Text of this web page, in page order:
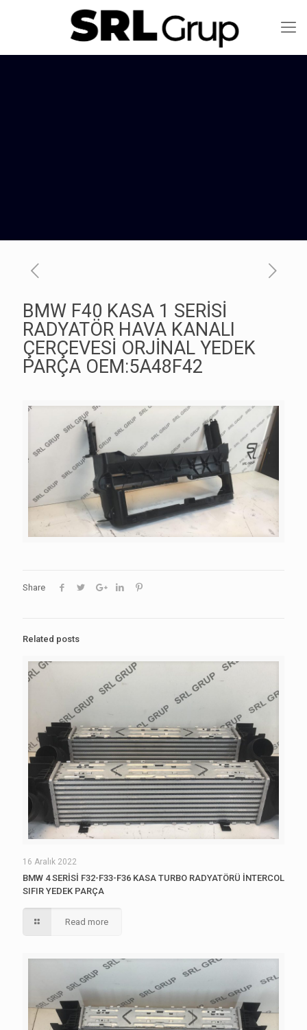
BMW F40 KASA 1 SERİSİ
RADYATÖR HAVA KANALI
ÇERÇEVESİ ORJİNAL YEDEK
PARÇA OEM:5A48F42
Share
Related posts
16 Aralık 2022
BMW 4 SERİSİ F32-F33-F36 KASA TURBO RADYATÖRÜ İNTERCOL
SIFIR YEDEK PARÇA
Read more